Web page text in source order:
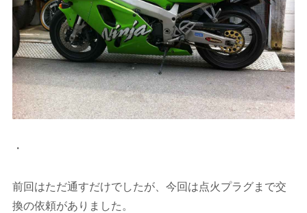
・
前回はただ通すだけでしたが、今回は点火プラグまで交
換の依頼がありました。